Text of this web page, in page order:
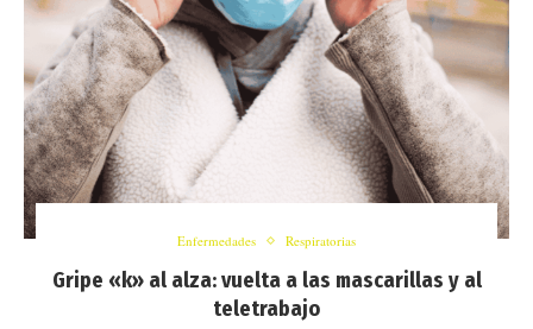
Enfermedades Respiratorias
Gripe «k» al alza: vuelta a las mascarillas y al
teletrabajo